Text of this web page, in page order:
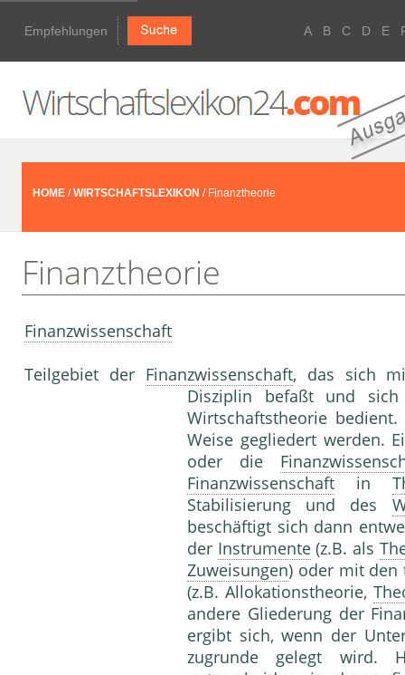
Empfehlungen A B C D E
HOME /WIRTSCHAFTSLEXIKON / Finanztheorie
Finanztheorie
Finanzwissenschaft
Teilgebiet der Finanzwissenschaft, das sich
Disziplin befaßt und
Wirtschaftstheorie
Weise gegliedert werden.
oder die
Finanzwissenschaft in
Stabilisierung und des
beschäftigt sich dann
der Instrumente(z.B. als
Zuweisungen) oder mit den
(z.B. Allokationstheorie,
andere Gliederung der
ergibt sich, wenn der
zugrunde gelegt wird.